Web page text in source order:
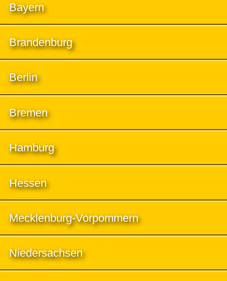
Bayern
Brandenburg
Berlin
Bremen
Hamburg
Hessen
Mecklenburg-Vorpommern
Niedersachsen